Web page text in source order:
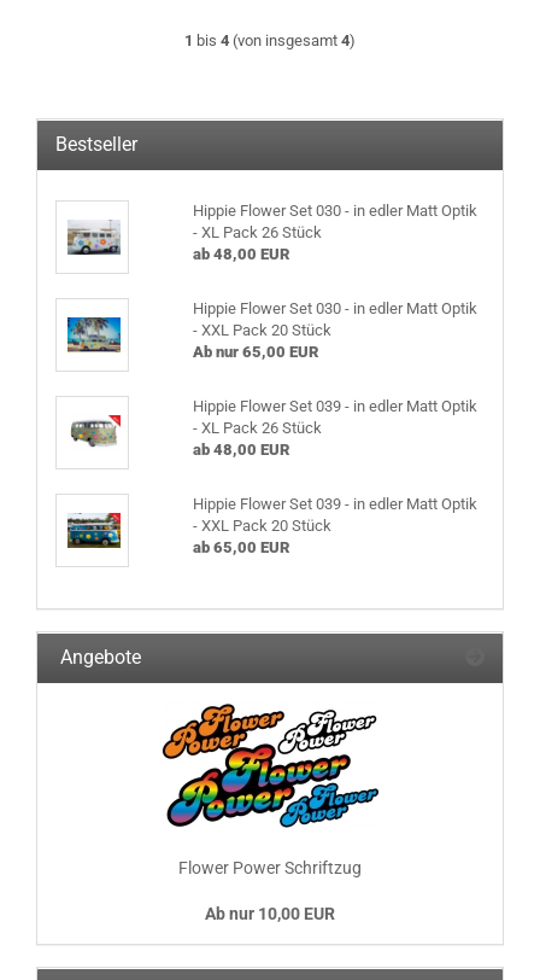
1 bis 4 (von insgesamt 4)
Bestseller
Hippie Flower Set 030 - in edler Matt Optik
- XL Pack 26 Stück
ab 48,00 EUR
Hippie Flower Set 030 - in edler Matt Optik
- XXL Pack 20 Stück
Ab nur 65,00 EUR
Hippie Flower Set 039 - in edler Matt Optik
- XL Pack 26 Stück
ab 48,00 EUR
Hippie Flower Set 039 - in edler Matt Optik
- XXL Pack 20 Stück
ab 65,00 EUR
Angebote
Flower Power Schriftzug
Ab nur 10,00 EUR